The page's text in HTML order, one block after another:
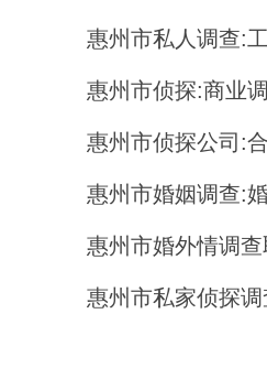
惠州市私人调查:
惠州市侦探:商业
惠州市侦探公司:
惠州市婚姻调查:
惠州市婚外情调
惠州市私家侦探调